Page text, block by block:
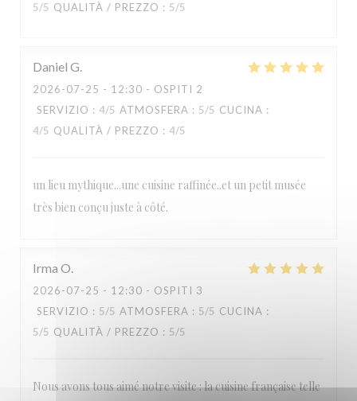
5/5 QUALITÀ / PREZZO : 5/5
Daniel G
2026-07-25 - 12:30 - OSPITI 2
SERVIZIO : 4/5 ATMOSFERA : 5/5 CUCINA :
4/5 QUALITÀ / PREZZO : 4/5
un lieu mythique...une cuisine raffinée..et un petit musée
très bien conçu juste à côté.
Irma O
2026-07-25 - 12:30 - OSPITI 3
SERVIZIO : 5/5 ATMOSFERA : 5/5 CUCINA :
5/5 QUALITÀ / PREZZO : 5/5
Nous avons tous aimé notre visite : la cuisine française telle